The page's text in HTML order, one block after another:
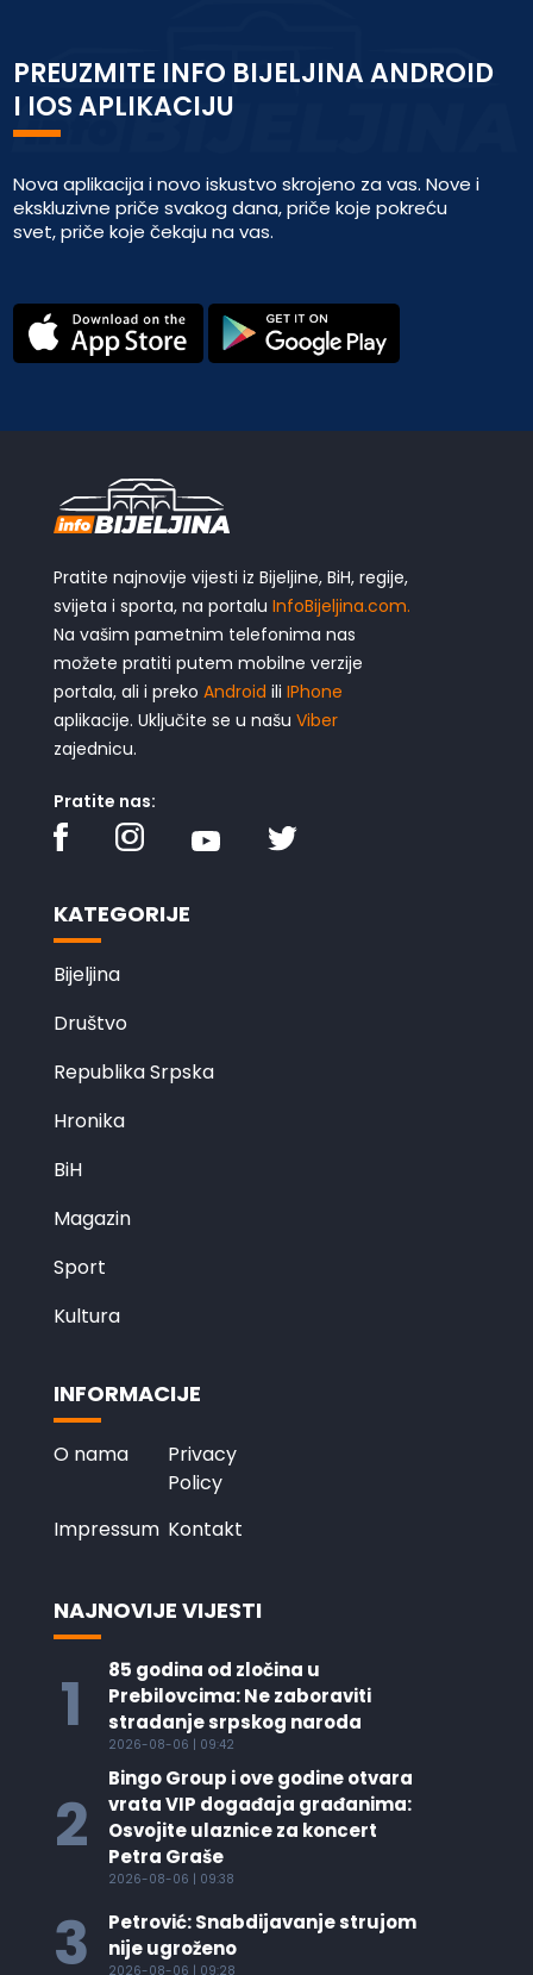
PREUZMITE INFO BIJELJINA ANDROID
I IOS APLIKACIJU
Nova aplikacija i novo iskustvo skrojeno za vas. Nove i
ekskluzivne priče svakog dana, priče koje pokreću
svet, priče koje čekaju na vas.
Pratite najnovije vijesti iz Bijeljine, BiH, regije,
svijeta i sporta, na portalu InfoBijeljina.com.
Na vašim pametnim telefonima nas
možete pratiti putem mobilne verzije
portala, ali i preko Android ili IPhone
aplikacije. Uključite se u našu Viber
zajednicu.
Pratite nas:
KATEGORIJE
Bijeljina
Društvo
Republika Srpska
Hronika
BiH
Magazin
Sport
Kultura
INFORMACIJE
O nama
Privacy
Policy
Impressum Kontakt
NAJNOVIJE VIJESTI
1
85 godina od zločina u
Prebilovcima: Ne zaboraviti
stradanje srpskog naroda
2026-08-06 | 09:42
2
Bingo Group i ove godine otvara
vrata VIP događaja građanima:
Osvojite ulaznice za koncert
Petra Graše
2026-08-06 | 09:38
3
Petrović: Snabdijavanje strujom
nije ugroženo
2026-08-06 | 09:28